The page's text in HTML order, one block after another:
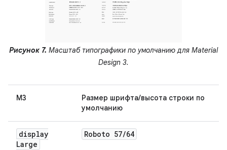
Рисунок 7. Масштаб типографики по умолчанию для Material
Design 3.
М3
Размер шрифта/высота строки по
умолчанию
display
Large
Roboto 57/64